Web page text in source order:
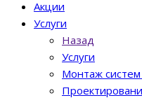
Акции
Услуги
Назад
Услуги
Монтаж систем